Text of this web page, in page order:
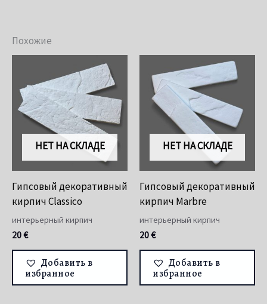
Похожие
НЕТ НА СКЛАДЕ
Гипсовый декоративный
кирпич Classico
интерьерный кирпич
20€
Добавить в
избранное
НЕТ НА СКЛАДЕ
Гипсовый декоративный
кирпич Marbre
интерьерный кирпич
20€
Добавить в
избранное